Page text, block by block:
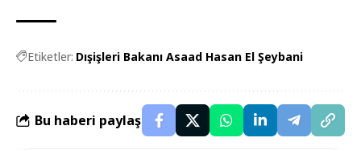
Etiketler: Dışişleri Bakanı Asaad Hasan El Şeybani
Bu haberi paylaş